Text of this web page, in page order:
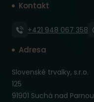
Kontakt
+421 948 067 358
Adresa
Slovenské trvalky, s.r.o.
125
91901 Suchá nad Parnou